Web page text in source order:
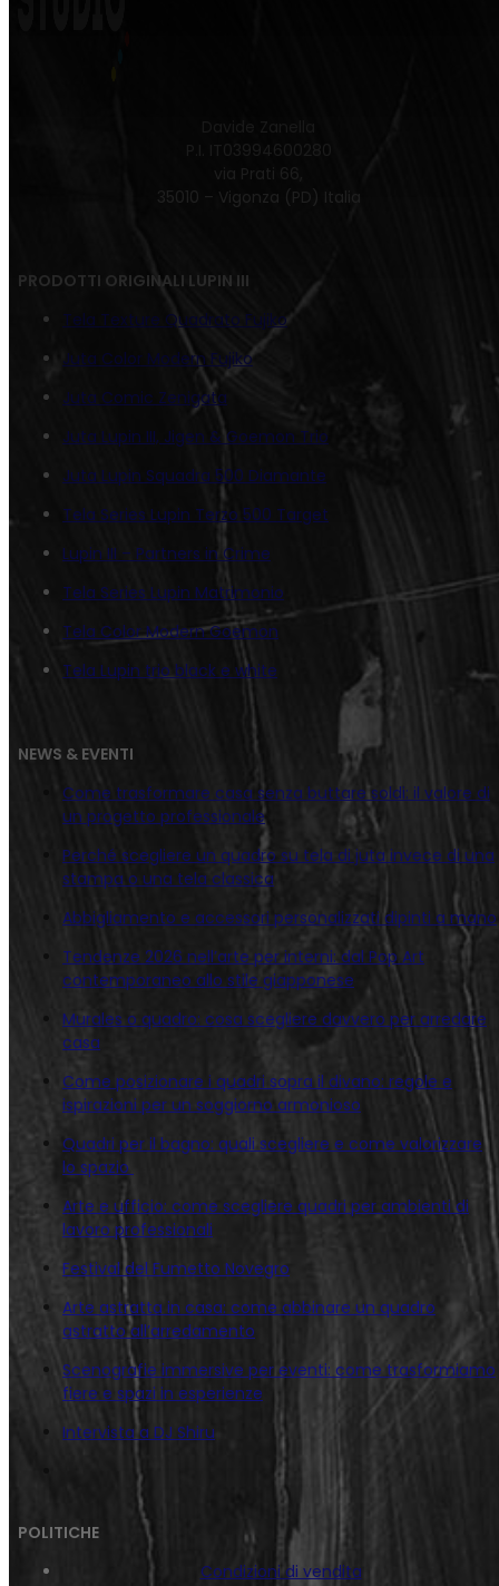
P.I. IT03994600280
via Prati 66,
35010 – Vigonza (PD) Italia
PRODOTTI ORIGINALI LUPIN III
Tela Texture Quadrato Fujiko
Juta Color Modern Fujiko
Juta Comic Zenigata
Juta Lupin III, Jigen & Goemon Trio
Juta Lupin Squadra 500 Diamante
Tela Series Lupin Terzo 500 Target
Lupin III – Partners in Crime
Tela Series Lupin Matrimonio
Tela Color Modern Goemon
Tela Lupin trio black e white
NEWS & EVENTI
Come trasformare casa senza buttare soldi: il valore di
un progetto professionale
Perché scegliere un quadro su tela di juta invece di una
stampa o una tela classica
Abbigliamento e accessori personalizzati dipinti a mano
Tendenze 2026 nell’arte per interni: dal Pop Art
contemporaneo allo stile giapponese
Murales o quadro: cosa scegliere davvero per arredare
casa
Come posizionare i quadri sopra il divano: regole e
ispirazioni per un soggiorno armonioso
Quadri per il bagno: quali scegliere e come valorizzare
lo spazio
Arte e ufficio: come scegliere quadri per ambienti di
lavoro professionali
Festival del Fumetto Novegro
Arte astratta in casa: come abbinare un quadro
astratto all’arredamento
Scenografie immersive per eventi: come trasformiamo
fiere e spazi in esperienze
Intervista a DJ Shiru
POLITICHE
Condizioni di vendita